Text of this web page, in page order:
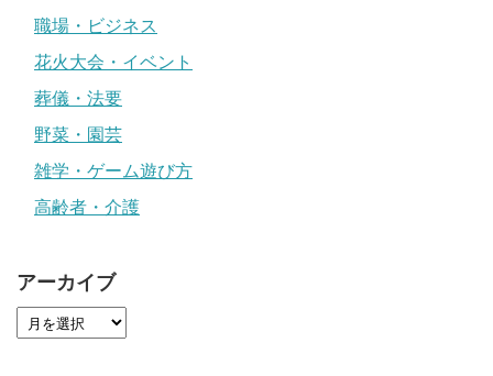
職場・ビジネス
花火大会・イベント
葬儀・法要
野菜・園芸
雑学・ゲーム遊び方
高齢者・介護
アーカイブ